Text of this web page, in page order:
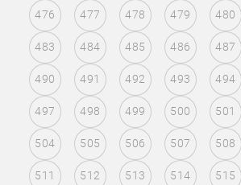
476 477 478 479 480
483 484 485 486 487
490 491 492 493 494
497 498 499 500 501
504 505 506 507 508
511 512 513 514 515